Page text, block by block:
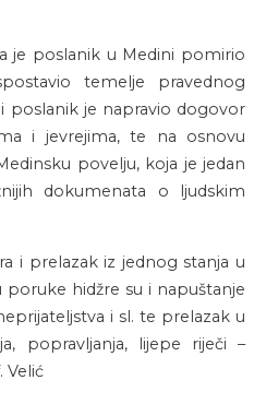
je poslanik u Medini pomirio
temelje pravednog
poslanik je napravio dogovor
i jevrejima, te na osnovu
povelju, koja je jedan
dokumenata o ljudskim
i prelazak iz jednog stanja u
hidžre su i napuštanje
i sl. te prelazak u
popravljanja, lijepe riječi –
Velić